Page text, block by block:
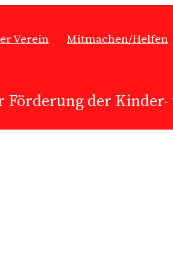
Verein Mitmachen/Helfen
Förderung der